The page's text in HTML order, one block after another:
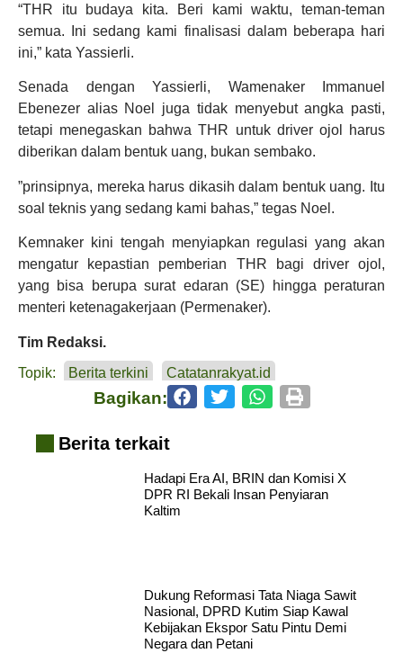
“THR itu budaya kita. Beri kami waktu, teman-teman
semua. Ini sedang kami finalisasi dalam beberapa hari
ini,” kata Yassierli.
Senada dengan Yassierli, Wamenaker Immanuel
Ebenezer alias Noel juga tidak menyebut angka pasti,
tetapi menegaskan bahwa THR untuk driver ojol harus
diberikan dalam bentuk uang, bukan sembako.
”prinsipnya, mereka harus dikasih dalam bentuk uang. Itu
soal teknis yang sedang kami bahas,” tegas Noel.
Kemnaker kini tengah menyiapkan regulasi yang akan
mengatur kepastian pemberian THR bagi driver ojol,
yang bisa berupa surat edaran (SE) hingga peraturan
menteri ketenagakerjaan (Permenaker).
Tim Redaksi.
Topik: Berita terkini Catatanrakyat.id
Bagikan:
Berita terkait
Hadapi Era AI, BRIN dan Komisi X
DPR RI Bekali Insan Penyiaran
Kaltim
Dukung Reformasi Tata Niaga Sawit
Nasional, DPRD Kutim Siap Kawal
Kebijakan Ekspor Satu Pintu Demi
Negara dan Petani